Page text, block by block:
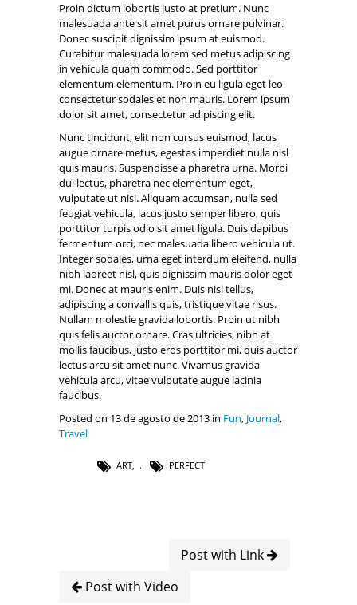
Proin dictum lobortis justo at pretium. Nunc
malesuada ante sit amet purus ornare pulvinar.
Donec suscipit dignissim ipsum at euismod.
Curabitur malesuada lorem sed metus adipiscing
in vehicula quam commodo. Sed porttitor
elementum elementum. Proin eu ligula eget leo
consectetur sodales et non mauris. Lorem ipsum
dolor sit amet, consectetur adipiscing elit.
Nunc tincidunt, elit non cursus euismod, lacus
augue ornare metus, egestas imperdiet nulla nisl
quis mauris. Suspendisse a pharetra urna. Morbi
dui lectus, pharetra nec elementum eget,
vulputate ut nisi. Aliquam accumsan, nulla sed
feugiat vehicula, lacus justo semper libero, quis
porttitor turpis odio sit amet ligula. Duis dapibus
fermentum orci, nec malesuada libero vehicula ut.
Integer sodales, urna eget interdum eleifend, nulla
nibh laoreet nisl, quis dignissim mauris dolor eget
mi. Donec at mauris enim. Duis nisi tellus,
adipiscing a convallis quis, tristique vitae risus.
Nullam molestie gravida lobortis. Proin ut nibh
quis felis auctor ornare. Cras ultricies, nibh at
mollis faucibus, justo eros porttitor mi, quis auctor
lectus arcu sit amet nunc. Vivamus gravida
vehicula arcu, vitae vulputate augue lacinia
faucibus.
Posted on 13 de agosto de 2013 in Fun, Journal,
Travel
ART, PERFECT
Post with Link
Post with Video